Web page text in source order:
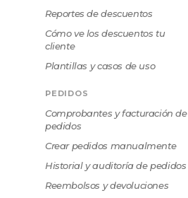
Reportes de descuentos
Cómo ve los descuentos tu
cliente
Plantillas y casos de uso
PEDIDOS
Comprobantes y facturación de
pedidos
Crear pedidos manualmente
Historial y auditoría de pedidos
Reembolsos y devoluciones